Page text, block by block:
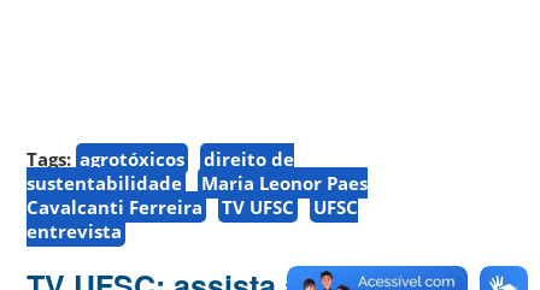
Tags: agrotóxicos
direito de
sustentabilidade
Maria Leonor Paes
Cavalcanti Ferreira
TV UFSC
UFSC
entrevista